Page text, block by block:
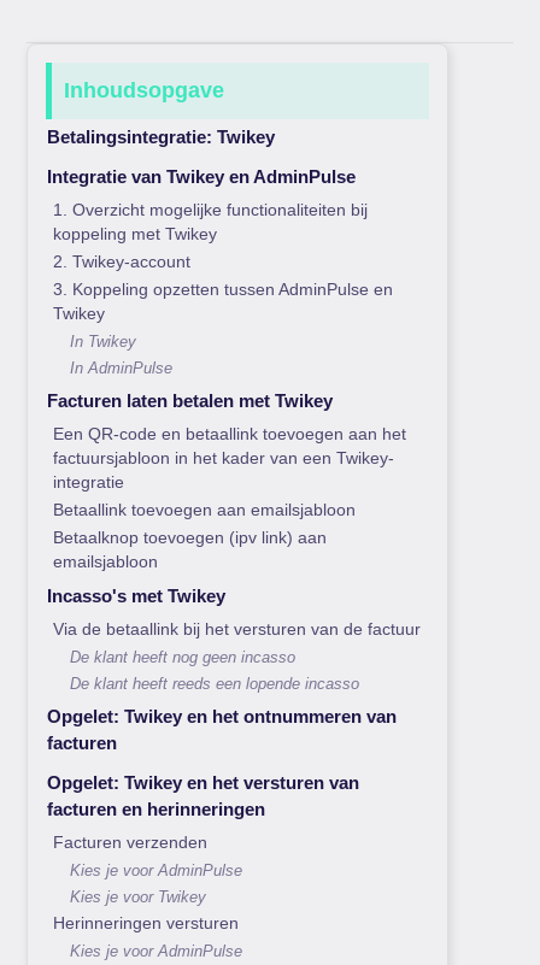
Inhoudsopgave
Betalingsintegratie: Twikey
Integratie van Twikey en AdminPulse
1. Overzicht mogelijke functionaliteiten bij
koppeling met Twikey
2. Twikey-account
3. Koppeling opzetten tussen AdminPulse en
Twikey
In Twikey
In AdminPulse
Facturen laten betalen met Twikey
Een QR-code en betaallink toevoegen aan het
factuursjabloon in het kader van een Twikey-
integratie
Betaallink toevoegen aan emailsjabloon
Betaalknop toevoegen (ipv link) aan
emailsjabloon
Incasso's met Twikey
Via de betaallink bij het versturen van de factuur
De klant heeft nog geen incasso
De klant heeft reeds een lopende incasso
Opgelet: Twikey en het ontnummeren van
facturen
Opgelet: Twikey en het versturen van
facturen en herinneringen
Facturen verzenden
Kies je voor AdminPulse
Kies je voor Twikey
Herinneringen versturen
Kies je voor AdminPulse